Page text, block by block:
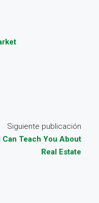
Siguiente publicación
Teach You About
Real Estate